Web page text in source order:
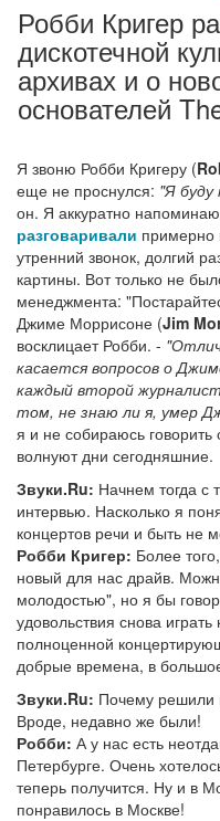
Робби Кригер
дискотечной
архивах и о
основателей
Я звоню Робби Кригеру (
еще не проснулся: "Я
он. Я аккуратно
разговаривали примерно
утренний звонок, долгий
картины. Вот только не
менеджмента:
Джиме Моррисоне (Jim
восклицает Робби. -
касается вопросов о
каждый второй
том, не знаю ли я, умер
я и не собираюсь
волнуют дни сегодняшние.
Звуки.Ru: Начнем тогда с
интервью. Насколько я
концертов речи и быть не
Робби Кригер: Более
новый для нас драйв.
молодостью", но я бы
удовольствия снова
полноценной
добрые времена, в
Звуки.Ru: Почему решили
Вроде, недавно же были!
Робби: А у нас есть
Петербурге. Очень
теперь получится. Ну и в
понравилось в Москве!